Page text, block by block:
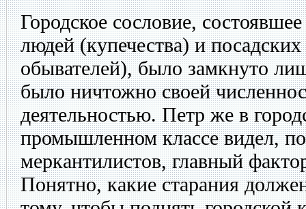
Городское сословие,
людей (купечества) и
обывателей), было замкнуто
было ничтожно своей
деятельностью. Петр же в
промышленном классе видел,
меркантилистов, главный
Понятно, какие старания